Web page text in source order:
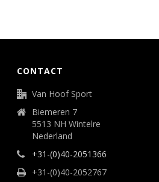
CONTACT
Van Hoof Sport
Biemeren 7
5513 NH Wintelre
Nederland
+31-(0)40-2051366
+31-(0)40-2052767